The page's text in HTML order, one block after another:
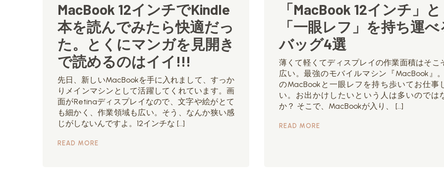
MacBook 12インチでKindle
本を読んでみたら快適だっ
た。とくにマンガを見開き
で読めるのはイイ!!!
先日、新しいMacBookを手に入れまして、すっか
りメインマシンとして活躍してくれています。画
面がRetinaディスプレイなので、文字や絵がとて
も細かく、作業領域も広い。そう、なんか狭い感
じがしないんですよ。12インチな […]
READ MORE
「MacBook 12インチ」と
「一眼レフ」を持ち運べ
バッグ4選
薄くて軽くてディスプレイの作業面積はそこ
広い。最強のモバイルマシン『MacBook』
のMacBookと一眼レフを持ち歩いてお仕事
い。お出かけしたいという人は多いのでは
か？ そこで、MacBookが入り、 […]
READ MORE